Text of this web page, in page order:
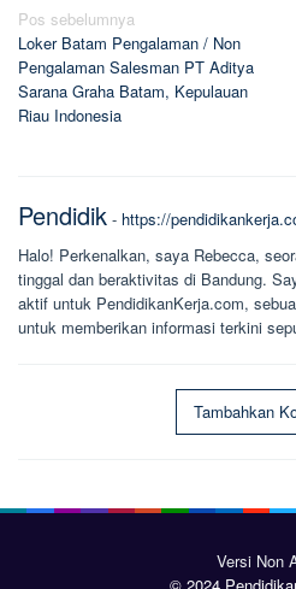
Navigasi
pos
Pos sebelumnya
Loker Batam Pengalaman / Non
Pengalaman Salesman PT Aditya
Sarana Graha Batam, Kepulauan
Riau Indonesia
Pendidik - https://
Halo! Perkenalkan, saya Rebecca,
tinggal dan beraktivitas di Bandung.
aktif untuk PendidikanKerja.com,
untuk memberikan informasi terkini
Tambahkan
Versi Non